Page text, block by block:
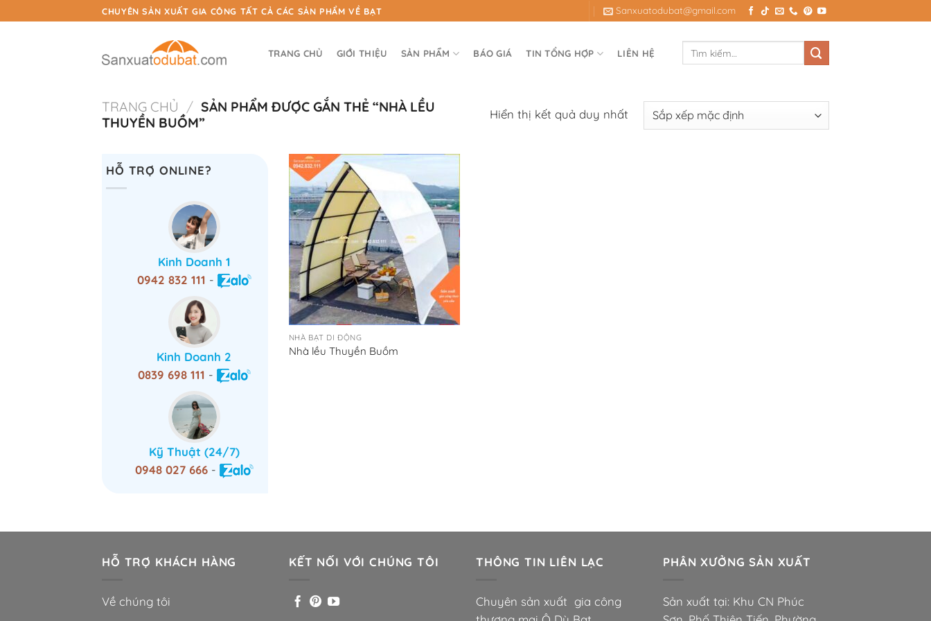
đến
CHUYÊN SẢN XUẤT GIA CÔNG TẤT CẢ CÁC SẢN PHẨM VỀ BẠT Sanxuatodubat@gmail.com
TRANG CHỦ GIỚI THIỆU SẢN PHẨM BÁO GIÁ TIN TỔNG HỢP LIÊN HỆ
TRANG CHỦ / SẢN PHẨM ĐƯỢC GẮN THẺ “NHÀ LỀU
THUYỀN BUỒM”
Hiển thị kết quả duy nhất
HỖ TRỢ ONLINE?
Kinh Doanh 1
0942 832 111 -
Kinh Doanh 2
0839 698 111 -
Kỹ Thuật (24/7)
0948 027 666-
NHÀ BẠT DI ĐỘNG
Nhà lều Thuyền Buồm
HỖ TRỢ KHÁCH HÀNG
Về chúng tôi
KẾT NỐI VỚI CHÚNG TÔI THÔNG TIN LIÊN LẠC
Chuyên sản xuất gia công
PHÂN XƯỞNG SẢN XUẤT
Sản xuất tại: Khu CN Phúc